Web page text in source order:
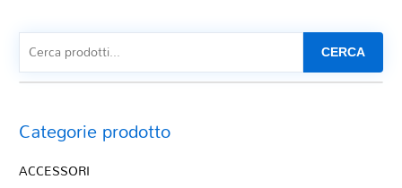
CERCA
Categorie prodotto
ACCESSORI